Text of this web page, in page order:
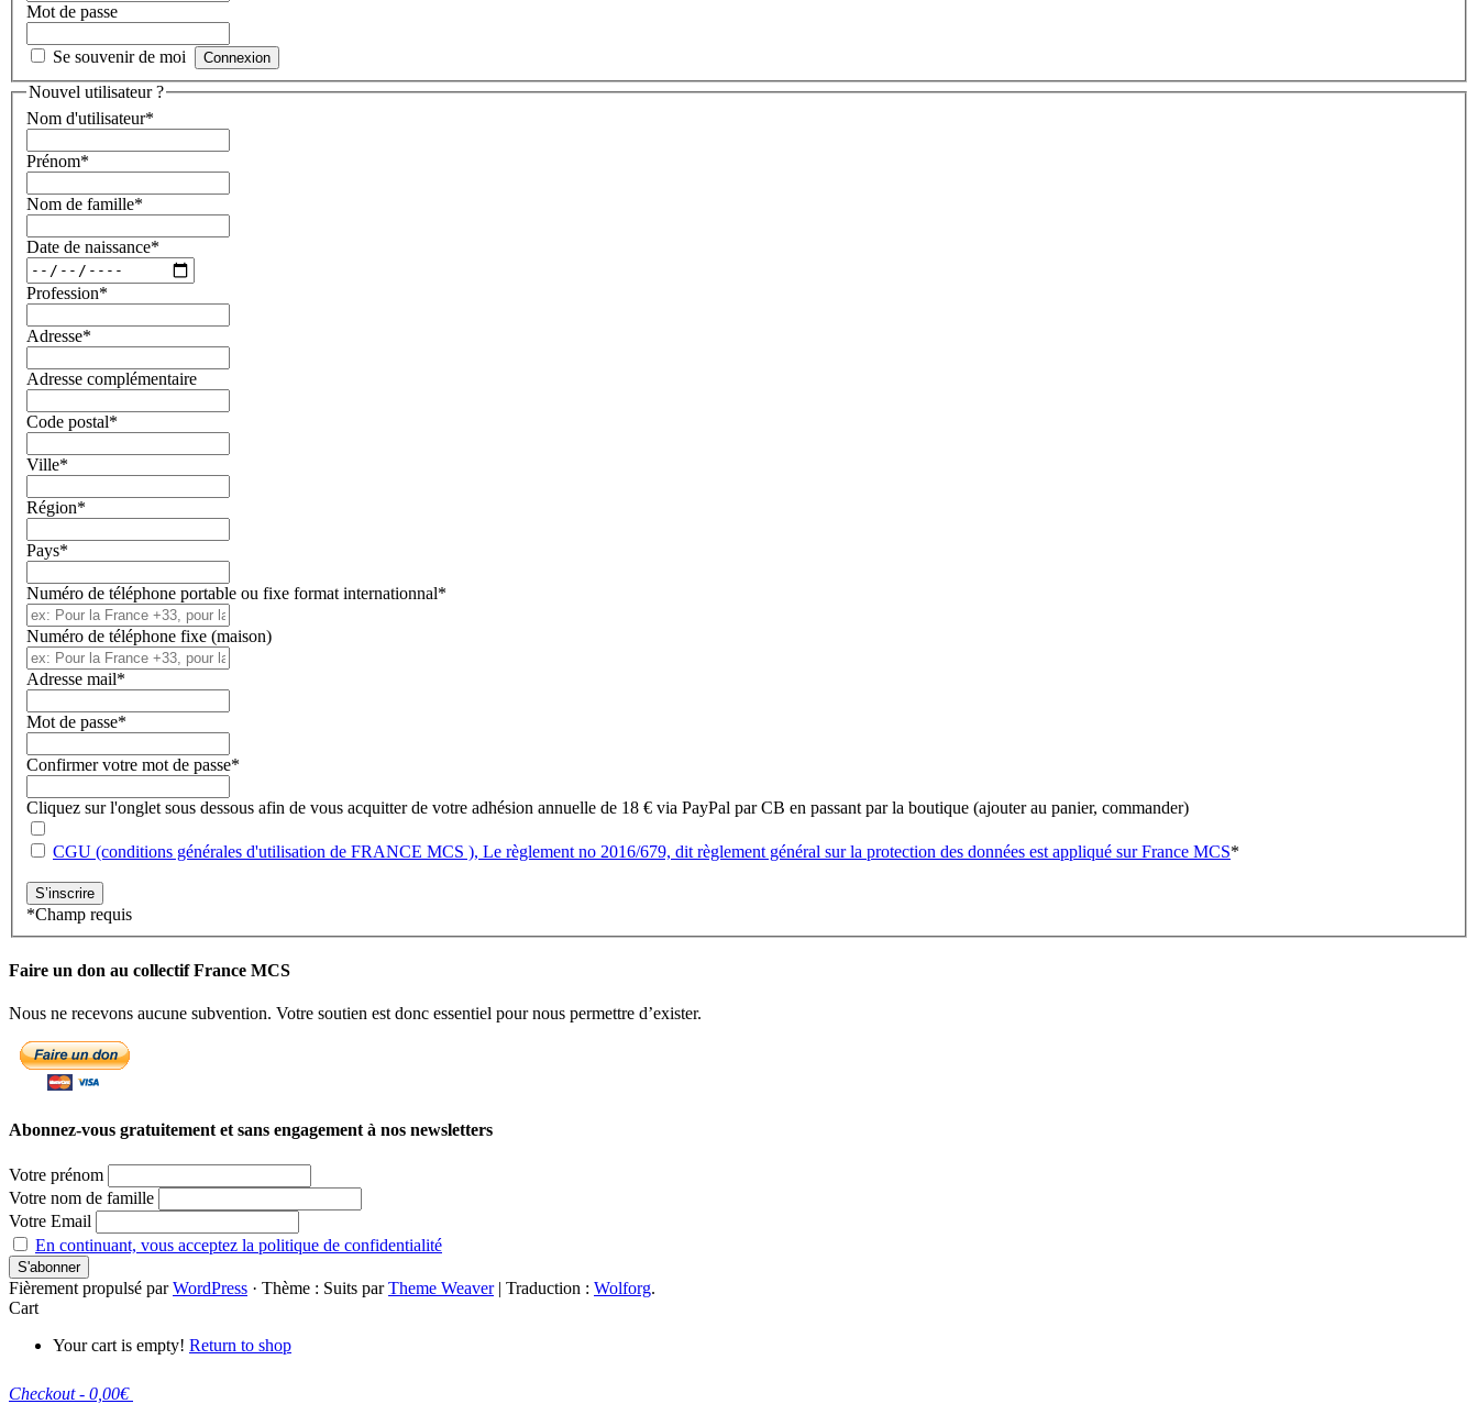
Mot de passe
Se souvenir de moi
Nouvel utilisateur ?
Nom d'utilisateur*
Prénom*
Nom de famille*
Date de naissance*
Profession*
Adresse*
Adresse complémentaire
Code postal*
Ville*
Région*
Pays*
Numéro de téléphone portable ou fixe format internationnal*
Numéro de téléphone fixe (maison)
Adresse mail*
Mot de passe*
Confirmer votre mot de passe*
Cliquez sur l'onglet sous dessous afin de vous acquitter de votre adhésion annuelle de 18 € via PayPal par CB en passant par la boutique (ajouter au panier, commander)
CGU (conditions générales d'utilisation de FRANCE MCS ), Le règlement no 2016/679, dit règlement général sur la protection des données est appliqué sur France MCS*
*Champ requis
Faire un don au collectif France MCS
Nous ne recevons aucune subvention. Votre soutien est donc essentiel pour nous permettre d’exister.
Abonnez-vous gratuitement et sans engagement à nos newsletters
Votre prénom
Votre nom de famille
Votre Email
En continuant, vous acceptez la politique de confidentialité
Fièrement propulsé parWordPress · Thème : Suits parTheme Weaver| Traduction : Wolforg.
Cart
Your cart is empty! Return to shop
Checkout - 0,00€